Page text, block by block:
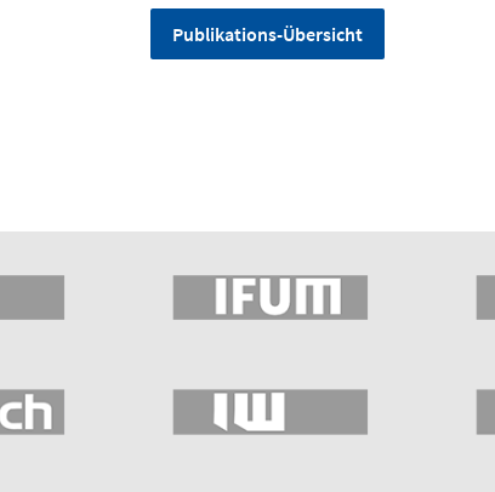
Publikations-Übersicht